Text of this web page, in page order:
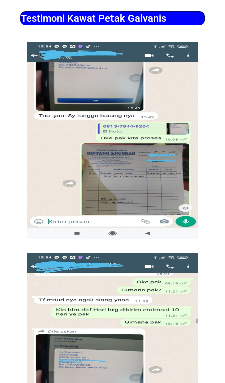
Testimoni Kawat Petak Galvanis